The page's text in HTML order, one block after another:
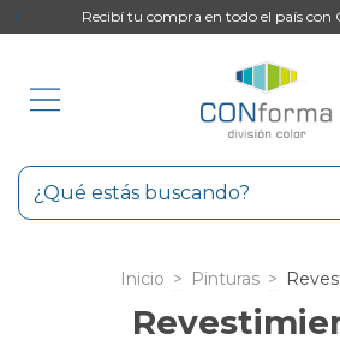
Recibí tu compra en todo el país con
Inicio > Pinturas >